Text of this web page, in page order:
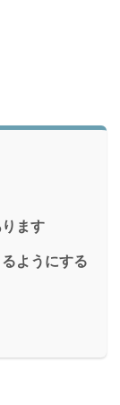
ます
ようにする